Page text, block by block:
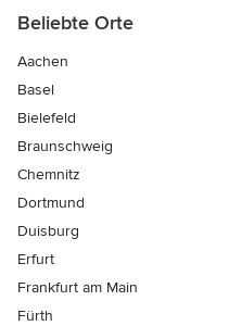
Beliebte Orte
Aachen
Basel
Bielefeld
Braunschweig
Chemnitz
Dortmund
Duisburg
Erfurt
Frankfurt am Main
Fürth